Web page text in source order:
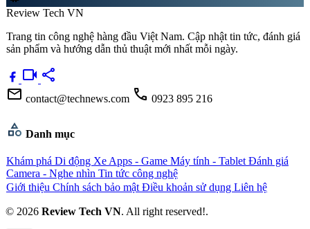
Review Tech VN
Trang tin công nghệ hàng đầu Việt Nam. Cập nhật tin tức, đánh giá
sản phẩm và hướng dẫn thủ thuật mới nhất mỗi ngày.
videocam share
mail contact@technews.com call 0923 895 216
category Danh mục
Khám phá Di động Xe Apps - Game Máy tính - Tablet Đánh giá
Camera - Nghe nhìn Tin tức công nghệ
Giới thiệu Chính sách bảo mật Điều khoản sử dụng Liên hệ
© 2026 Review Tech VN. All right reserved!.